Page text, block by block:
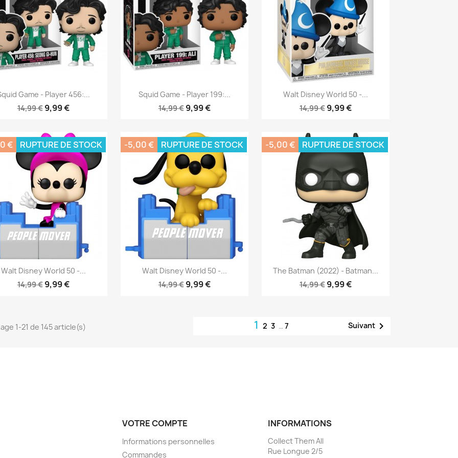
Game - Player 456:...
14,99 € 9,99 €
Aperçu rapide
Squid Game - Player 199:...
14,99 € 9,99 €
Aperçu rapide
Walt Disney World 50 -...
14,99 € 9,99 €
Aperçu rapide
Walt Disney World 50 -...
14,99 € 9,99 €
€ RUPTURE DE STOCK
Aperçu rapide
Walt Disney World 50 -...
14,99 € 9,99 €
-5,00 € RUPTURE DE STOCK
Aperçu rapide
The Batman (2022) - Batman...
14,99 € 9,99 €
-5,00 € RUPTURE DE STOCK
Aperçu rapide
1-21 de 145 article(s) 123 … 7 Suivant
VOTRE COMPTE
Informations personnelles
Commandes
INFORMATIONS
Collect Them All
Rue Longue 2/5